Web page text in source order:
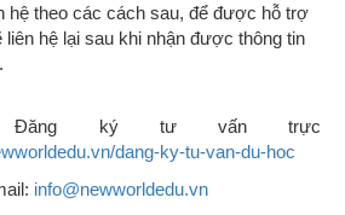
hệ theo các cách sau, để được hỗ trợ
liên hệ lại sau khi nhận được thông tin
Đăng ký tư vấn trực
dang-ky-tu-van-du-hoc
info@newworldedu.vn